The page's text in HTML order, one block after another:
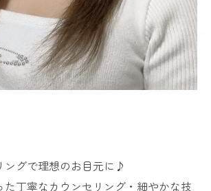
ングで理想のお目元に♪
た丁寧なカウンセリング・細やかな技